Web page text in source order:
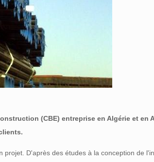
(CBE) entreprise en Algérie et en
D'après des études à la conception de